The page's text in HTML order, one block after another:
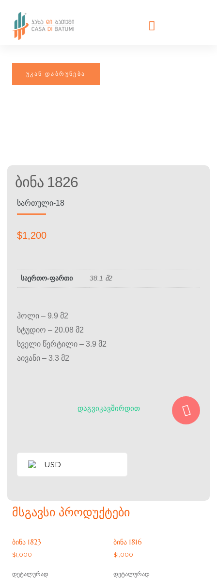
Ბინა 1826
ᲡᲐᲠᲗᲣᲚᲘ-18
$1,200
საერთო-ფართი 38.1 მ2
ჰოლი – 9.9 მ2
სტუდიო – 20.08 მ2
სველი წერტილი – 3.9 მ2
აივანი – 3.3 მ2
ᲓᲐᲒᲕᲘᲙᲐᲕᲨᲘᲠᲓᲘᲗ
USD
ᲛᲡᲒᲐᲕᲡᲘ ᲞᲠᲝᲓᲣᲥᲢᲔᲑᲘ
ᲑᲘᲜᲐ 1823
$1,000
დეტალურად
ᲑᲘᲜᲐ 1816
$1,000
დეტალურად